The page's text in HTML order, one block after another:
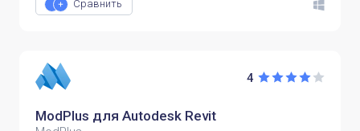
Сравнить
4
ModPlus для Autodesk Revit